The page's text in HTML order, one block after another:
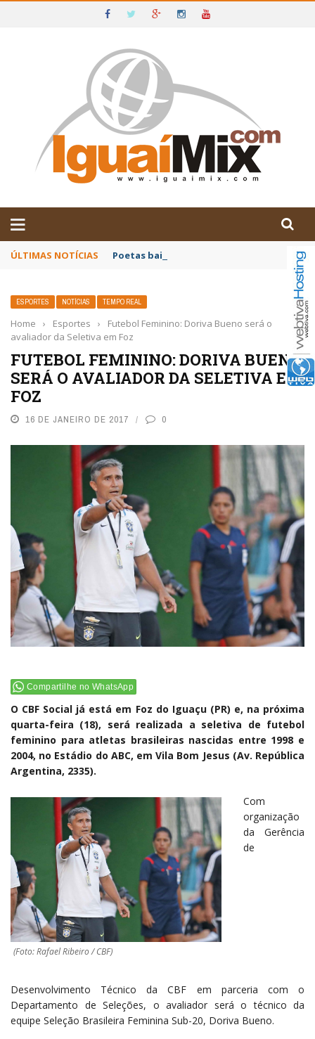
IGUAÍ E SUDOESTE DA BAHIA
ÚLTIMAS NOTÍCIAS Poetas baianos representam o Brasil no
ESPORTES NOTÍCIAS TEMPO REAL
Home › Esportes ›
Futebol Feminino: Doriva Bueno será o
avaliador da Seletiva em Foz
FUTEBOL FEMININO: DORIVA BUENO
SERÁ O AVALIADOR DA SELETIVA EM
FOZ
16 DE JANEIRO DE 2017 0
Compartilhe no WhatsApp
O CBF Social já está em Foz do Iguaçu (PR) e, na próxima
quarta-feira (18), será realizada a seletiva de futebol
feminino para atletas brasileiras nascidas entre 1998 e
2004, no Estádio do ABC, em Vila Bom Jesus (Av. República
Argentina, 2335).
(Foto: Rafael Ribeiro / CBF)
Com
organização
da Gerência
de
Desenvolvimento Técnico da CBF em parceria com o
Departamento de Seleções, o avaliador será o técnico da
equipe Seleção Brasileira Feminina Sub-20, Doriva Bueno.